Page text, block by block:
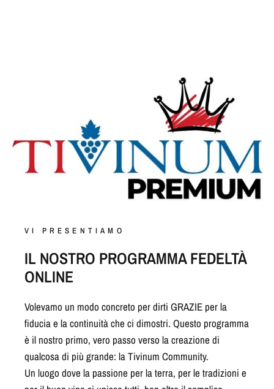
VI PRESENTIAMO
IL NOSTRO PROGRAMMA FEDELTÀ
ONLINE
Volevamo un modo concreto per dirti GRAZIE per la
fiducia e la continuità che ci dimostri. Questo programma
è il nostro primo, vero passo verso la creazione di
qualcosa di più grande: la Tivinum Community.
Un luogo dove la passione per la terra, per le tradizioni e